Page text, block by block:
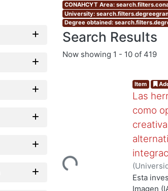
CONAHCYT Area:
University:
Degree obtained:
Search Results
Now showing 1 - 10 of 419
Loading...
Item
Las
como
(
Vital
Esta
Imagen